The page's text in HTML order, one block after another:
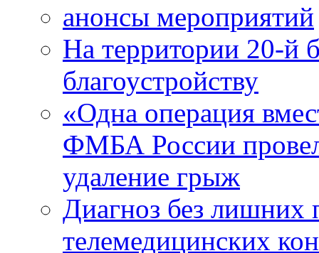
анонсы мероприятий
На территории 20-й
благоустройству
«Одна операция
ФМБА России
удаление грыж
Диагноз без лишних
телемедицинских